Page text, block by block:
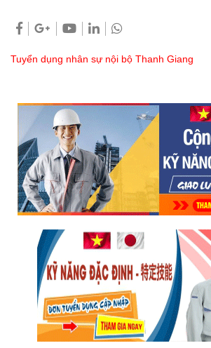
Tuyển dụng nhân sự nội bộ Thanh Giang